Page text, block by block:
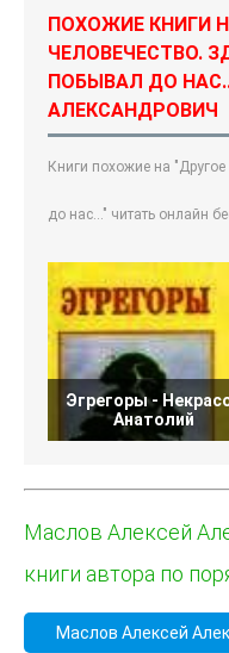
ПОХОЖИЕ КНИГИ
ЧЕЛОВЕЧЕСТВО.
ПОБЫВАЛ ДО
АЛЕКСАНДРОВИЧ
Книги похожие на
до нас..." читать онлайн
Эгрегоры -
Анатолий
Маслов Алексей
книги автора по
Маслов Алексей